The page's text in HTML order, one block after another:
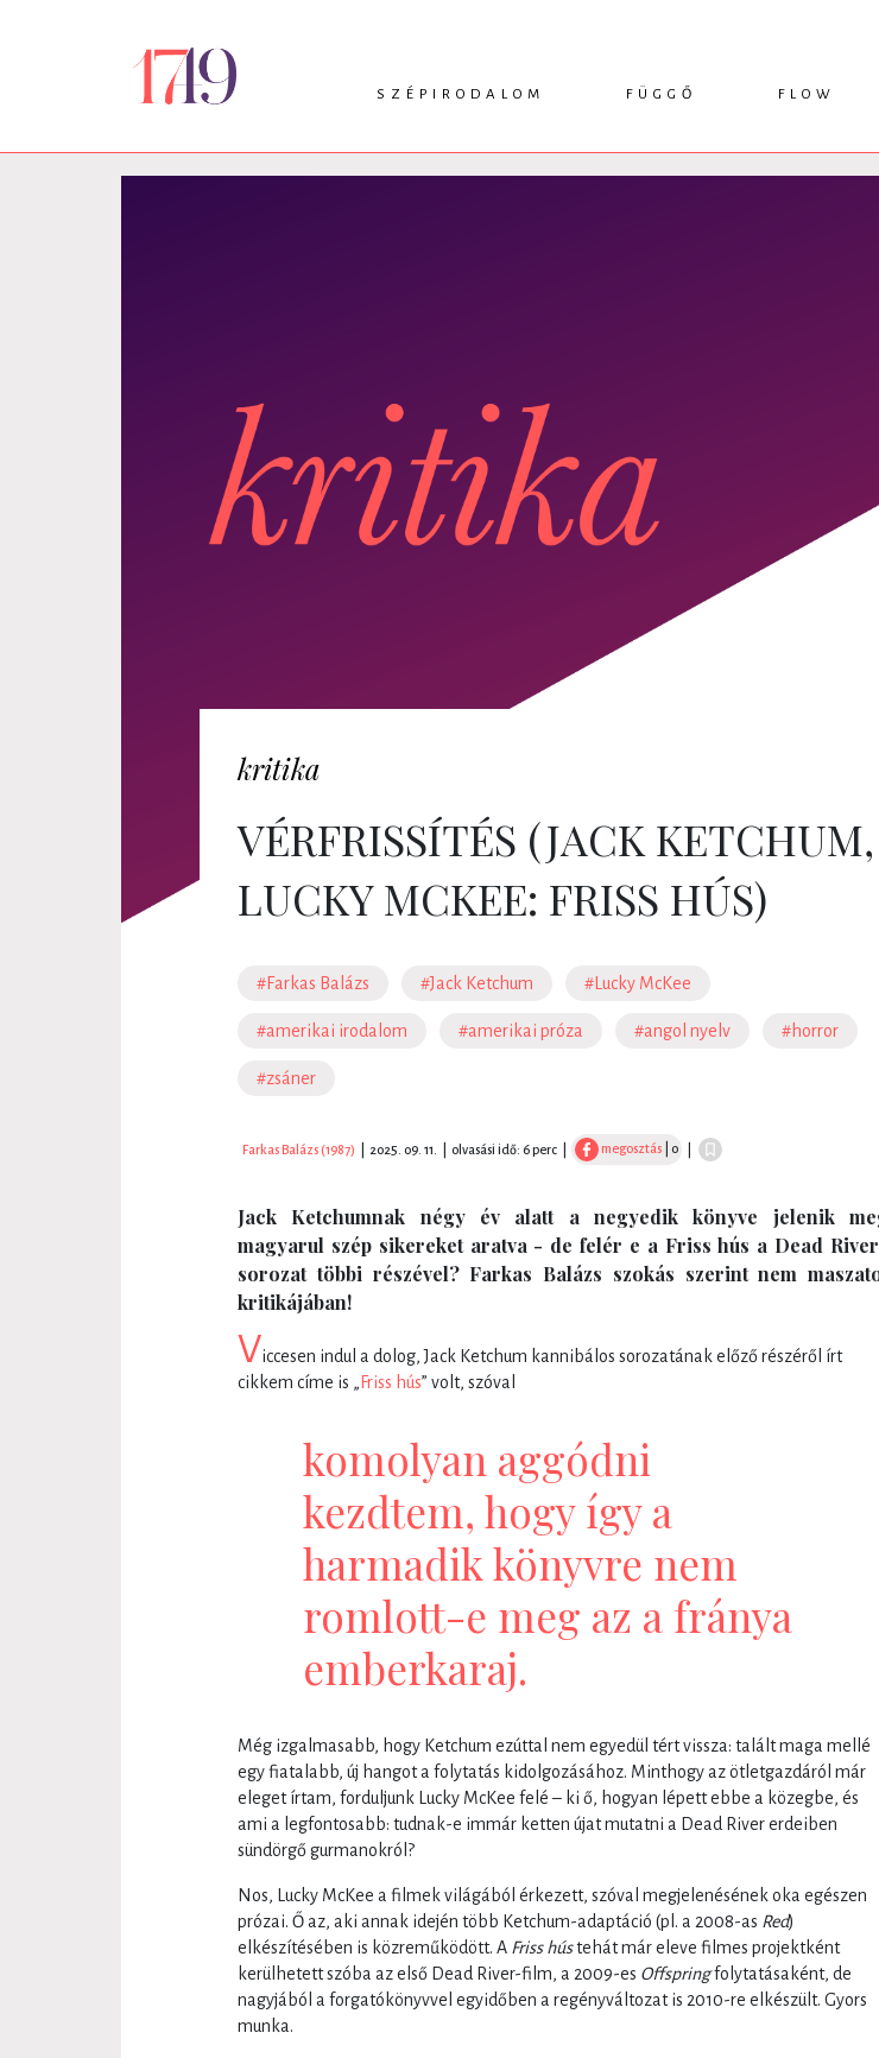
SZÉPIRODALOM
VERS
FÜGGŐ
KRITIKA
FLOW
INTERJÚ
kritika
VÉRFRISSÍTÉS (JACK KETCHUM,
LUCKY MCKEE: FRISS HÚS)
#Farkas Balázs #Jack Ketchum #Lucky McKee
#amerikai irodalom #amerikai próza #angol nyelv #horror
#zsáner
Farkas Balázs (1987) 2025. 09. 11. olvasási idő: 6 perc megosztás | 0
Jack Ketchumnak négy év alatt a negyedik könyve jelenik
magyarul szép sikereket aratva - de felér e a Friss hús a Dead
sorozat többi részével? Farkas Balázs szokás szerint nem
kritikájában!
Viccesen indul a dolog, Jack Ketchum kannibálos sorozatának előző részéről írt
cikkem címe is „ Friss hús” volt, szóval
komolyan aggódni
kezdtem, hogy így a
harmadik könyvre nem
romlott-e meg az a fránya
emberkaraj.
Még izgalmasabb, hogy Ketchum ezúttal nem egyedül tért vissza: talált maga mellé
egy fiatalabb, új hangot a folytatás kidolgozásához. Minthogy az ötletgazdáról már
eleget írtam, forduljunk Lucky McKee felé – ki ő, hogyan lépett ebbe a közegbe, és
ami a legfontosabb: tudnak-e immár ketten újat mutatni a Dead River erdeiben
sündörgő gurmanokról?
Nos, Lucky McKee a filmek világából érkezett, szóval megjelenésének oka egészen
prózai. Ő az, aki annak idején több Ketchum-adaptáció (pl. a 2008-as Red)
elkészítésében is közreműködött. A Friss hústehát már eleve filmes projektként
kerülhetett szóba az első Dead River-film, a 2009-es Offspringfolytatásaként, de
nagyjából a forgatókönyvvel egyidőben a regényváltozat is 2010-re elkészült. Gyors
munka.